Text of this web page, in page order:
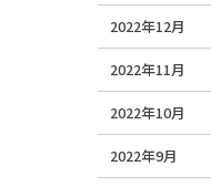
2022年12月
2022年11月
2022年10月
2022年9月